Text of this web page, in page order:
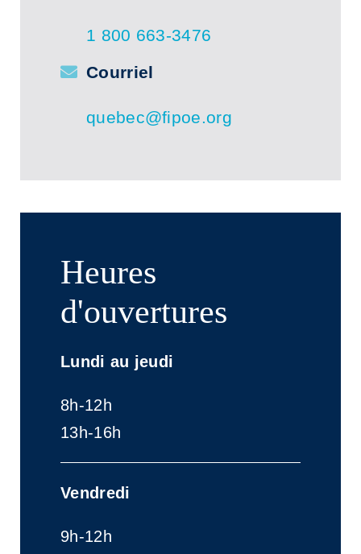
1 800 663-3476
Courriel
quebec@fipoe.org
Heures
d'ouvertures
Lundi au jeudi
8h-12h
13h-16h
Vendredi
9h-12h